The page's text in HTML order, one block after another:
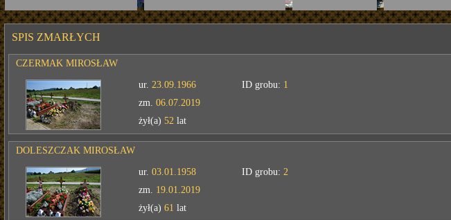
SPIS ZMARŁYCH
CZERMAK MIROSŁAW
ur. 23.09.1966
zm. 06.07.2019
żył(a) 52lat
ID grobu: 1
DOLESZCZAK MIROSŁAW
ur. 03.01.1958
zm. 19.01.2019
żył(a) 61 lat
ID grobu: 2